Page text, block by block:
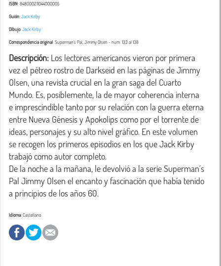
ISBN: 848000211044000005
Guión:Jack Kirby
Dibujo:Jack Kirby
Correspondencia original:Superman´s Pal, Jimmy Olsen- num. 133 al 138
Descripción: Los lectores americanos vieron por primera
vez el pétreo rostro de Darkseid en las páginas de Jimmy
Olsen, una revista crucial en la gran saga del Cuarto
Mundo. Es, posiblemente, la de mayor coherencia interna
e imprescindible tanto por su relación con la guerra eterna
entre Nueva Génesis y Apokolips como por el torrente de
ideas, personajes y su alto nivel gráfico. En este volumen
se recogen los primeros episodios en los que Jack Kirby
trabajó como autor completo.
De la noche a la mañana, le devolvió a la serie Superman´s
Pal Jimmy Olsen el encanto y fascinación que había tenido
a principios de los años 60.
Idioma:Castellano